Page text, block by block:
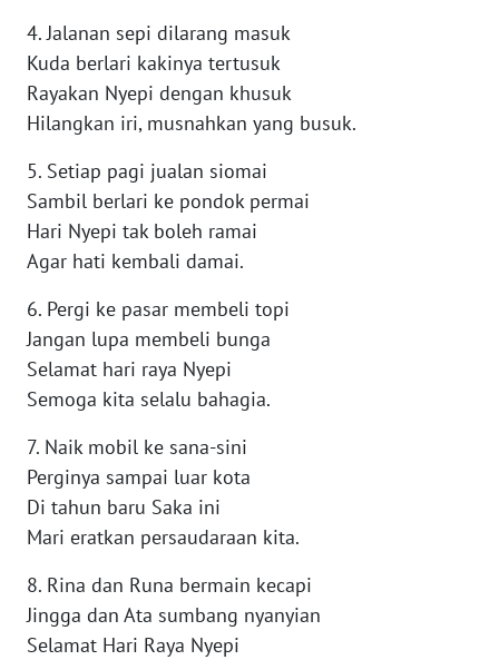
4. Jalanan sepi dilarang masuk
Kuda berlari kakinya tertusuk
Rayakan Nyepi dengan khusuk
Hilangkan iri, musnahkan yang busuk.
5. Setiap pagi jualan siomai
Sambil berlari ke pondok permai
Hari Nyepi tak boleh ramai
Agar hati kembali damai.
6. Pergi ke pasar membeli topi
Jangan lupa membeli bunga
Selamat hari raya Nyepi
Semoga kita selalu bahagia.
7. Naik mobil ke sana-sini
Perginya sampai luar kota
Di tahun baru Saka ini
Mari eratkan persaudaraan kita.
8. Rina dan Runa bermain kecapi
Jingga dan Ata sumbang nyanyian
Selamat Hari Raya Nyepi
SULTENG
WN
SULBAR
WN
BABEL
WN
WN
SUMSEL
BENGKULU
WN
LAMPUNG
WN
JATENG